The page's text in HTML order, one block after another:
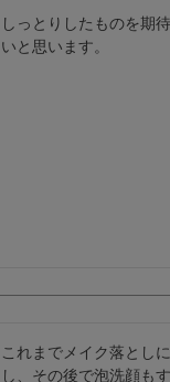
しっとりしたものを期
これまでメイク落とし
し、その後で泡洗顔も